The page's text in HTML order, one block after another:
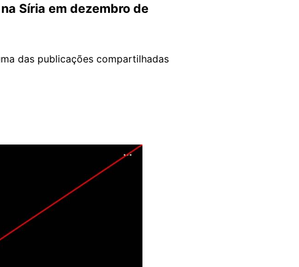
Síria em dezembro de
das publicações compartilhadas